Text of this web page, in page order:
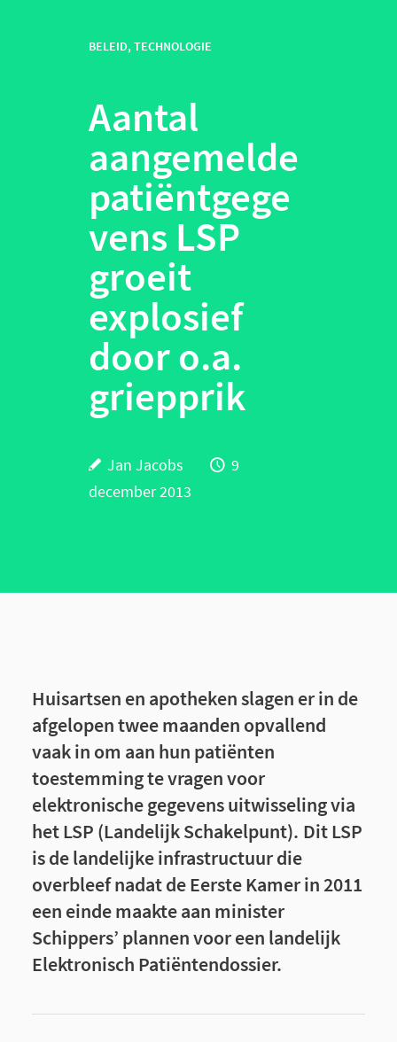
BELEID,TECHNOLOGIE
Aantal
aangemelde
patiëntgege
vens LSP
groeit
explosief
door o.a.
griepprik
Jan Jacobs
9
december 2013
Huisartsen en apotheken slagen er in de
afgelopen twee maanden opvallend
vaak in om aan hun patiënten
toestemming te vragen voor
elektronische gegevens uitwisseling via
het LSP (Landelijk Schakelpunt). Dit LSP
is de landelijke infrastructuur die
overbleef nadat de Eerste Kamer in 2011
een einde maakte aan minister
Schippers’ plannen voor een landelijk
Elektronisch Patiëntendossier.